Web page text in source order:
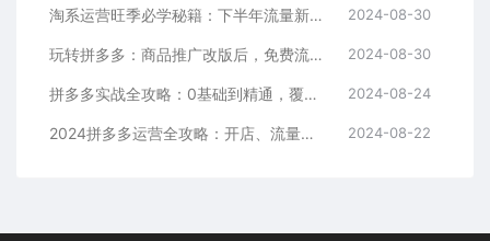
淘系运营旺季必学秘籍：下半年流量新玩法：搜索+推荐全域收割（无水印） 2024-08-30
玩转拼多多：商品推广改版后，免费流量+货损策略打造爆款新法（无水印） 2024-08-30
拼多多实战全攻略：0基础到精通，覆盖选品、运营、推广、起款 2024-08-24
2024拼多多运营全攻略：开店、流量、营销、推广与商品发布技巧（无水印） 2024-08-22